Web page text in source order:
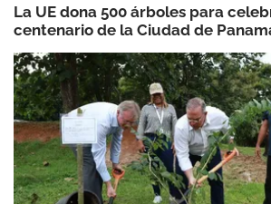
La UE dona 500 árboles para
centenario de la Ciudad de